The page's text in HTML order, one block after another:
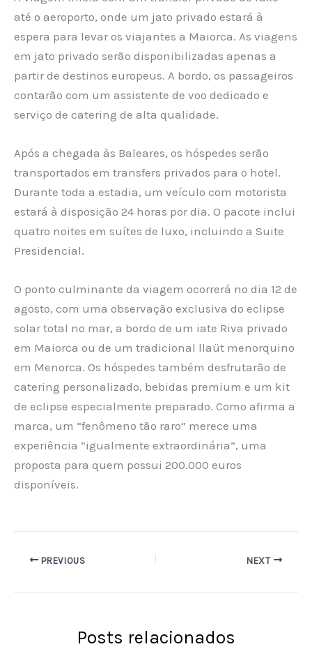
até o aeroporto, onde um jato privado estará à
espera para levar os viajantes a Maiorca. As viagens
em jato privado serão disponibilizadas apenas a
partir de destinos europeus. A bordo, os passageiros
contarão com um assistente de voo dedicado e
serviço de catering de alta qualidade.
Após a chegada às Baleares, os hóspedes serão
transportados em transfers privados para o hotel.
Durante toda a estadia, um veículo com motorista
estará à disposição 24 horas por dia. O pacote inclui
quatro noites em suítes de luxo, incluindo a Suite
Presidencial.
O ponto culminante da viagem ocorrerá no dia 12 de
agosto, com uma observação exclusiva do eclipse
solar total no mar, a bordo de um iate Riva privado
em Maiorca ou de um tradicional llaüt menorquino
em Menorca. Os hóspedes também desfrutarão de
catering personalizado, bebidas premium e um kit
de eclipse especialmente preparado. Como afirma a
marca, um “fenômeno tão raro” merece uma
experiência “igualmente extraordinária”, uma
proposta para quem possui 200.000 euros
disponíveis.
PREVIOUS NEXT
Posts relacionados